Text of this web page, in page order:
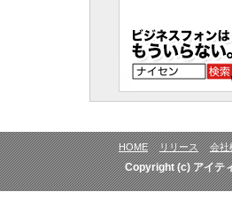
HOME リリース 会社
Copyright (c) アイテ